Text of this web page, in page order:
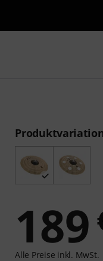
mit Suchwort
189
Alle Preise inkl. MwSt.